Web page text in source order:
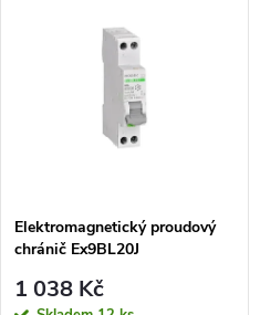
p
r
Nejprodávanější
s
p
Elektromagnetický proudový
chránič Ex9BL20J
1modul
1 038 Kč